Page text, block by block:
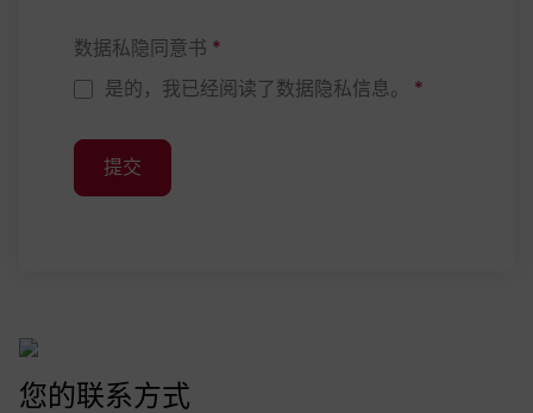
数据私隐同意书 *
是的，我已经阅读了数据隐私信息。 *
提交
您的联系方式